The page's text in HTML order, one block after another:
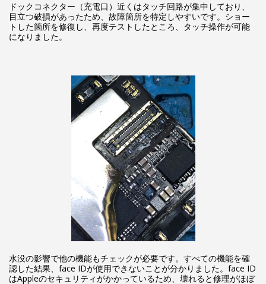
ドックコネクター（充電口）近くはタッチ回路が集中しており、
目立つ破損があったため、故障箇所を特定しやすいです。ショー
トした箇所を修復し、再度テストしたところ、タッチ操作が可能
になりました。
水没の影響で他の機能もチェックが必要です。すべての機能を確
認した結果、face IDが使用できないことが分かりました。face ID
はAppleのセキュリティがかかっているため、壊れると修理がほぼ